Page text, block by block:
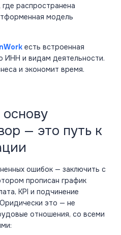
распространена
модель
есть встроенная
ИНН и видам деятельности.
и экономит время.
— это путь к
ошибок — заключить с
прописан график
KPI и подчинение
это — не
отношения, со всеми